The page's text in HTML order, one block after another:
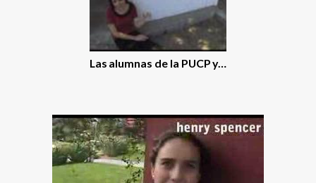
Las alumnas de la PUCP y…